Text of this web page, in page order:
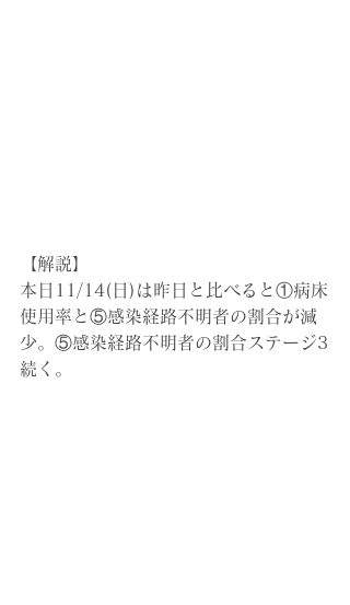
【解説】
本日11/14(日)は昨日と比べると①病床
使用率と⑤感染経路不明者の割合が減
少。⑤感染経路不明者の割合ステージ3
続く。